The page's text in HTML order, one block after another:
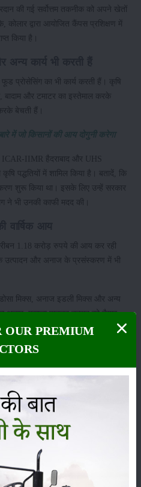
की गई सर्वोत्तम तकनीक को अपने खेतों
द्वारा आयोजित कैंपस प्रशिक्षण में
किया है।
प्रोसेसिंग का भी कार्य करती हैं। कृषि
और टमाटर का इस्तेमाल करके
बेचती हैं।
में जो किसानों की आय दोगुनी करेगा
IIMR हैदराबाद और UHS
पद्धतियों में शामिल किया है। बतादें, कि
शुरू किया था। इसके लिए उन्हें सरकार
ने भी उनकी काफी मदद की।
1.18 करोड़ रुपये की आय कर रही
उत्पादन और अनाज के प्रसंस्करण में भी
मिक्स, अनाज इडली मिक्स और अन्य
मसाला पाउडर उत्पाद को तैयार
भंडारण
OUR PREMIUM